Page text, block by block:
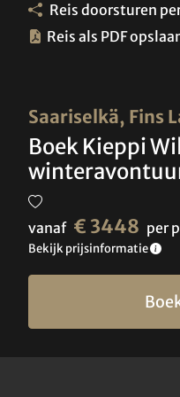
Saariselkä, Fins
Boek Kieppi
vanaf € 3448 per
Bekijk prijsinformatie
Reis doorsturen
Reis als PDF